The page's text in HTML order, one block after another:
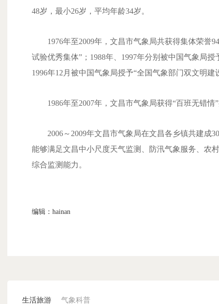
48岁，最小26岁，平均年龄34岁。
1976年至2009年，文昌市气象局共获得集体荣誉94
试验优秀集体”；1988年、1997年分别被中国气象局
1996年12月被中国气象局授予“全国气象部门双文明
1986年至2007年，文昌市气象局获得“百班无错情
2006～2009年文昌市气象局在文昌各乡镇共建成
能够满足文昌中小尺度天气监测、防汛气象服务、农
综合监测能力。
编辑：hainan
生活旅游 气象科普